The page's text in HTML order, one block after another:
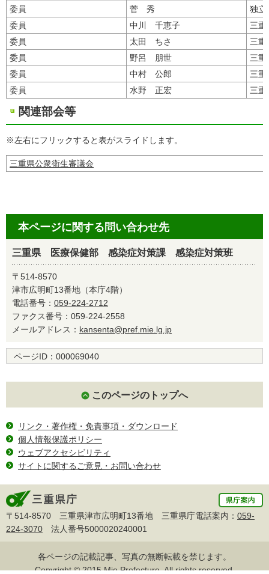
委員
菅 秀
独
委員
中川 千恵子
三重
委員
太田 ちさ
三重
委員
野呂 朋世
三重
委員
中村 公郎
三重
委員
水野 正宏 三
関連部会等
※左右にフリックすると表がスライドします。
三重県公衆衛生審議会
本ページに関する問い合わせ先
三重県 医療保健部 感染症対策課 感染症対策班
〒514-8570
津市広明町13番地（本庁4階）
電話番号： 059-224-2712
ファクス番号：059-224-2558
メールアドレス： kansenta@pref.mie.lg.jp
ページID： 000069040
このページのトップへ
リンク・著作権・免責事項・ダウンロード
個人情報保護ポリシー
ウェブアクセシビリティ
サイトに関するご意見・お問い合わせ
〒514-8570 三重県津市広明町13番地 三重県庁電話案内： 059-
224-3070 法人番号5000020240001
各ページの記載記事、写真の無断転載を禁じます。
Copyright © 2015 Mie Prefecture, All rights reserved.